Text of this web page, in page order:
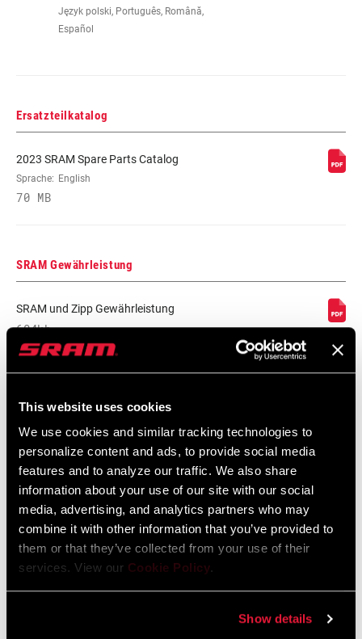
This website uses cookies
We use cookies and similar tracking technologies to
personalize content and ads, to provide social media
features and to analyze our traffic. We also share
information about your use of our site with our social
media, advertising, and analytics partners who may
combine it with other information that you’ve provided to
them or that they’ve collected from your use of their
services. View our Cookie Policy.
Show details
GEWICHT (PRO SET)
Język polski, Português, Română,
Español
Ersatzteilkatalog
2023 SRAM Spare Parts Catalog
Sprache: English
70 MB
SRAM Gewährleistung
SRAM und Zipp Gewährleistung
604kb
Videos
Alle verfügbaren Sprachen anzeigen